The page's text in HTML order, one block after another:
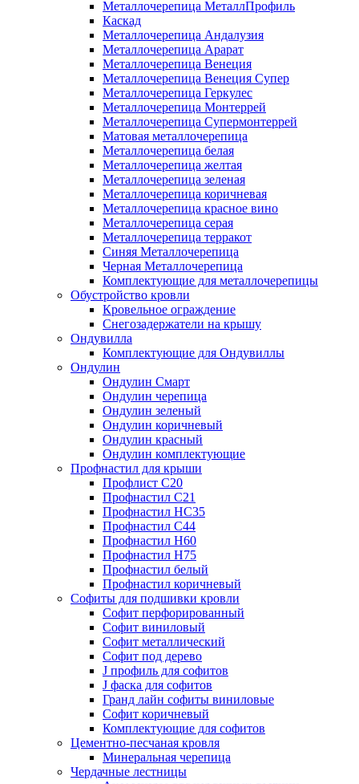
Металлочерепица МеталлПрофиль
Каскад
Металлочерепица Андалузия
Металлочерепица Арарат
Металлочерепица Венеция
Металлочерепица Венеция Супер
Металлочерепица Геркулес
Металлочерепица Монтеррей
Металлочерепица Супермонтеррей
Матовая металлочерепица
Металлочерепица белая
Металлочерепица желтая
Металлочерепица зеленая
Металлочерепица коричневая
Металлочерепица красное вино
Металлочерепица серая
Металлочерепица терракот
Синяя Металлочерепица
Черная Металлочерепица
Комплектующие для металлочерепицы
Обустройство кровли
Кровельное ограждение
Снегозадержатели на крышу
Ондувилла
Комплектующие для Ондувиллы
Ондулин
Ондулин Смарт
Ондулин черепица
Ондулин зеленый
Ондулин коричневый
Ондулин красный
Ондулин комплектующие
Профнастил для крыши
Профлист С20
Профнастил С21
Профнастил НС35
Профнастил С44
Профнастил Н60
Профнастил Н75
Профнастил белый
Профнастил коричневый
Софиты для подшивки кровли
Cофит перфорированный
Софит виниловый
Софит металлический
Софит под дерево
J профиль для софитов
J фаска для софитов
Гранд лайн софиты виниловые
Софит коричневый
Комплектующие для софитов
Цементно-песчаная кровля
Минеральная черепица
Чердачные лестницы